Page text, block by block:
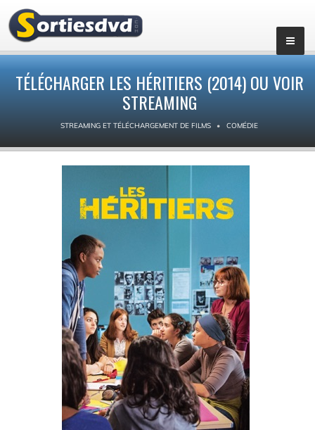
TÉLÉCHARGER LES HÉRITIERS (2014) OU VOIR
STREAMING
STREAMING ET TÉLÉCHARGEMENT DE FILMS COMÉDIE